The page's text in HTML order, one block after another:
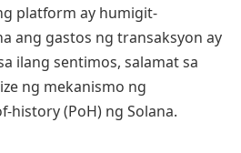
platform ay humigit-
ang gastos ng transaksyon ay
ilang sentimos, salamat sa
ng mekanismo ng
history (PoH) ng Solana.